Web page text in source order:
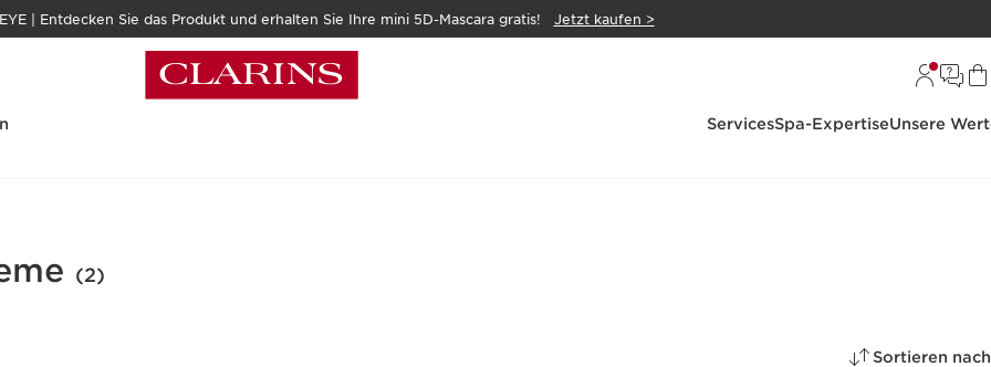
| Entdecken Sie das Produkt und erhalten Sie Ihre mini 5D-Mascara gratis! Jetzt kaufen >
ServicesSpa-ExpertiseUnsere
(2)
Sortieren nach